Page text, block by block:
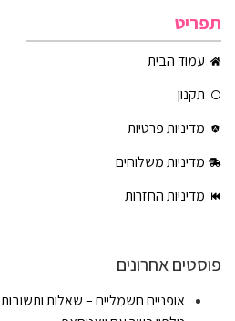
תפריט
עמוד הבית
תקנון
מדיניות פרטיות
מדיניות משלוחים
מדיניות החזרות
פוסטים אחרונים
אופניים חשמליים – שאלות ותשובות